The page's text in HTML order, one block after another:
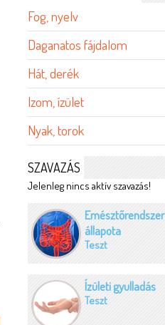
Fog, nyelv
Daganatos fájdalom
Hát, derék
Izom, ízület
Nyak, torok
SZAVAZÁS
Jelenleg nincs aktív szavazás!
Emésztőrendszer
állapota
Teszt
Ízületi gyulladás
Teszt